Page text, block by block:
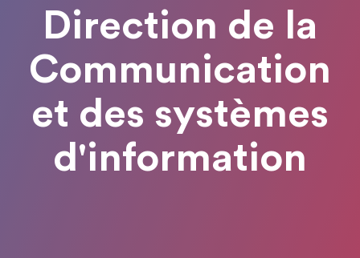
Direction de la
Communication
et des systèmes
d'information